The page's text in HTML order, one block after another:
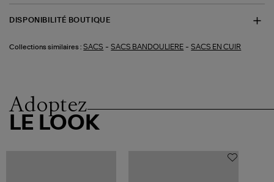
DISPONIBILITÉ BOUTIQUE
Collections similaires : SACS -SACS BANDOULIERE -SACS EN CUIR
Adoptez
LE LOOK